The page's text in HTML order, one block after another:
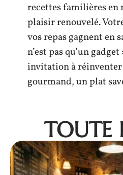
recettes familières en
plaisir renouvelé.
vos repas gagnent en
n’est pas qu’un gadget
invitation à
gourmand, un plat
TOUTE